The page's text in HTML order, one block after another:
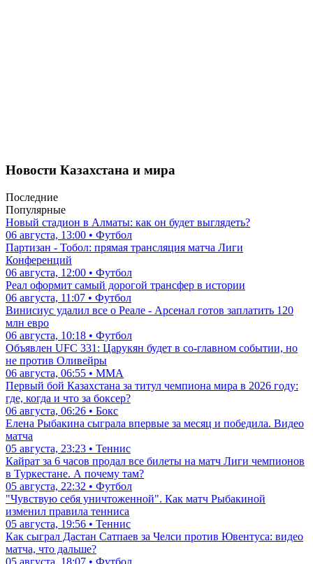
Новости Казахстана и мира
Последние
Популярные
Новый стадион в Алматы: как он будет выглядеть?
06 августа, 13:00 • Футбол
Партизан - Тобол: прямая трансляция матча Лиги
Конференций
06 августа, 12:00 • Футбол
Реал оформит самый дорогой трансфер в истории
06 августа, 11:07 • Футбол
Винисиус удалил все о Реале - Арсенал готов заплатить 120
млн евро
06 августа, 10:18 • Футбол
Объявлен UFC 331: Царукян будет в со-главном событии, но
не против Оливейры
06 августа, 06:55 • ММА
Первый бой Казахстана за титул чемпиона мира в 2026 году:
где, когда и что за боксер?
06 августа, 06:26 • Бокс
Елена Рыбакина сыграла впервые за месяц и победила. Видео
матча
05 августа, 23:23 • Теннис
Кайрат за 6 часов продал все билеты на матч Лиги чемпионов
в Туркестане. А почему там?
05 августа, 22:32 • Футбол
"Чувствую себя уничтоженной". Как матч Рыбакиной
изменил правила тенниса
05 августа, 19:56 • Теннис
Как сыграл Дастан Сатпаев за Челси против Ювентуса: видео
матча, что дальше?
05 августа, 18:07 • Футбол